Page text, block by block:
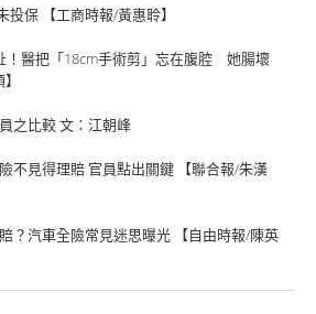
保 【工商時報/黃惠聆】
！醫把「18cm手術剪」忘在腹腔 她腸壞
之比較 文：江朝峰
不見得理賠 官員點出關鍵 【聯合報/朱漢
？汽車全險常見迷思曝光 【自由時報/陳英